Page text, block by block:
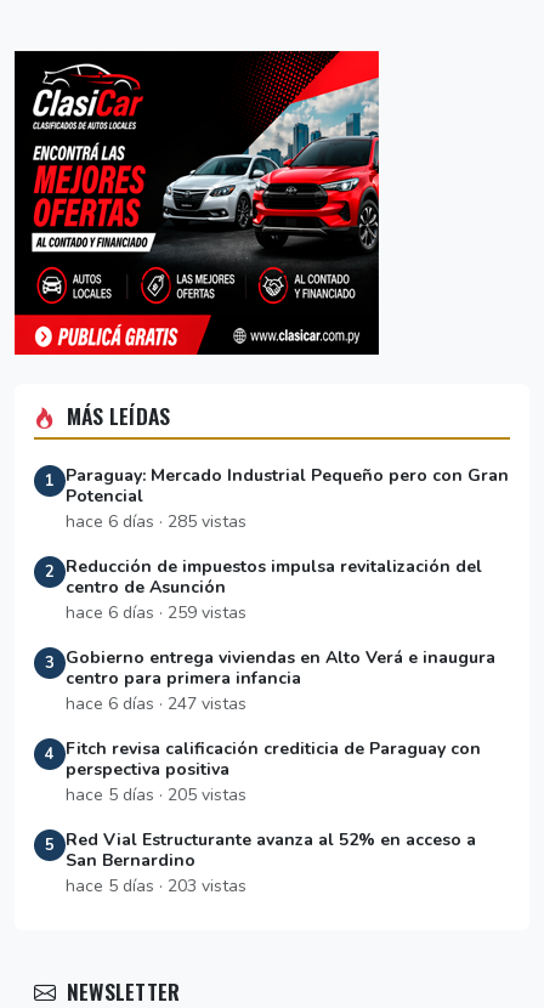
MÁS LEÍDAS
1
Paraguay: Mercado Industrial Pequeño pero con Gran
Potencial
hace 6 días · 285 vistas
2
Reducción de impuestos impulsa revitalización del
centro de Asunción
hace 6 días · 259 vistas
3
Gobierno entrega viviendas en Alto Verá e inaugura
centro para primera infancia
hace 6 días · 247 vistas
4
Fitch revisa calificación crediticia de Paraguay con
perspectiva positiva
hace 5 días · 205 vistas
5
Red Vial Estructurante avanza al 52% en acceso a
San Bernardino
hace 5 días · 203 vistas
NEWSLETTER